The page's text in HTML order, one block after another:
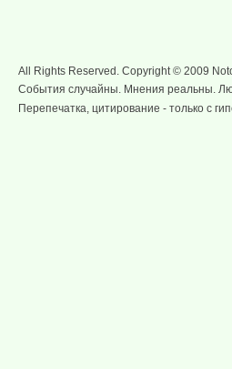
All Rights Reserved. Copyright © 2009
События случайны. Мнения реальны.
Перепечатка, цитирование - только с